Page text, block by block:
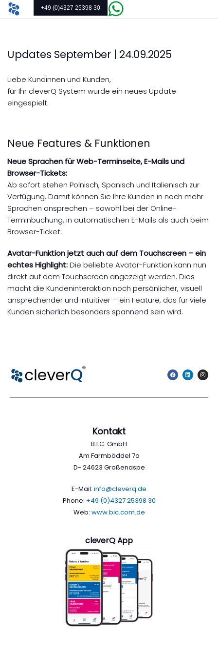
+49 (0)4327 25398 30
Updates September | 24.09.2025
Liebe Kundinnen und Kunden,
für Ihr cleverQ System wurde ein neues Update
eingespielt.
Neue Features & Funktionen
Neue Sprachen für Web-Terminseite, E-Mails und
Browser-Tickets:
Ab sofort stehen Polnisch, Spanisch und Italienisch zur
Verfügung. Damit können Sie Ihre Kunden in noch mehr
Sprachen ansprechen – sowohl bei der Online-
Terminbuchung, in automatischen E-Mails als auch beim
Browser-Ticket.
Avatar-Funktion jetzt auch auf dem Touchscreen – ein
echtes Highlight:Die beliebte Avatar-Funktion kann nun
direkt auf dem Touchscreen angezeigt werden. Dies
macht die Kundeninteraktion noch persönlicher, visuell
ansprechender und intuitiver – ein Feature, das für viele
Kunden sicherlich besonders spannend sein wird.
Kontakt
B.I.C. GmbH
Am Farmböddel 7a
D- 24623 Großenaspe
E-Mail: info@cleverq.de
Phone: +49 (0)4327 25398 30
Web: www.bic.com.de
cleverQ App